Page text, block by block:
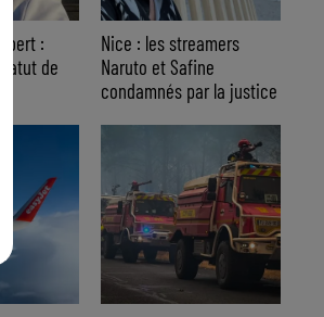
:
de
Nice : les streamers
Naruto et Safine
condamnés par la justice